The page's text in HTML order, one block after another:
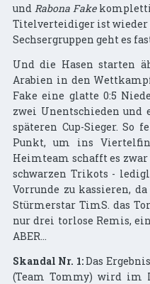
und Rabona Fake
Titelverteidiger ist wieder
Sechsergruppen geht es
Und die Hasen starten
Arabien in den
Fake eine glatte 0:5
zwei Unentschieden und
späteren Cup-Sieger. So
Punkt, um ins
Heimteam schafft es
schwarzen Trikots -
Vorrunde zu kassieren,
Stürmerstar TimS. das
nur drei torlose Remis,
ABER...
Skandal Nr. 1:Das
(Team Tommy) wird im